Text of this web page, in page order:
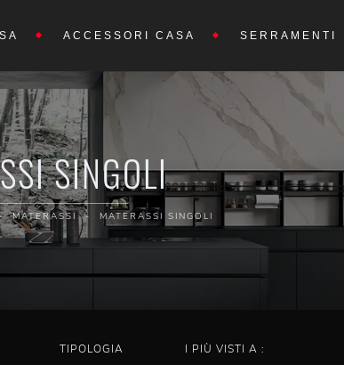
ACCESSORI CASA SERRAMENTI
SINGOLI
MATERASSI - MATERASSI SINGOLI
TIPOLOGIA I PIÙ VISTI A :